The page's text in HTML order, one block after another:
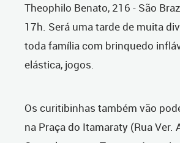
Theophilo Benato, 216 - São
17h. Será uma tarde de muita
toda família com brinquedo
elástica, jogos.
Os curitibinhas também vão
na Praça do Itamaraty (Rua Ver.